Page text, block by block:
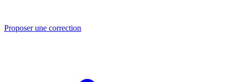
Proposer une correction